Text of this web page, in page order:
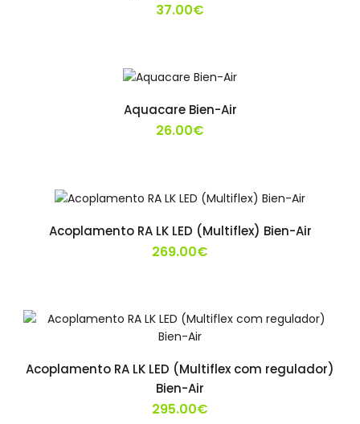
37.00€
Aquacare Bien-Air
26.00€
Acoplamento RA LK LED (Multiflex) Bien-Air
269.00€
Acoplamento RA LK LED (Multiflex com regulador)
Bien-Air
295.00€